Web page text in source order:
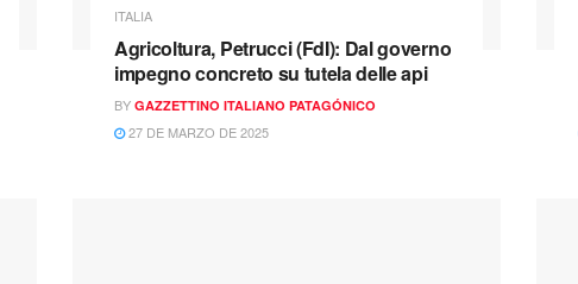
ITALIA
Agricoltura, Petrucci (FdI): Dal governo
impegno concreto su tutela delle api
BY GAZZETTINO ITALIANO PATAGÓNICO
27 DE MARZO DE 2025